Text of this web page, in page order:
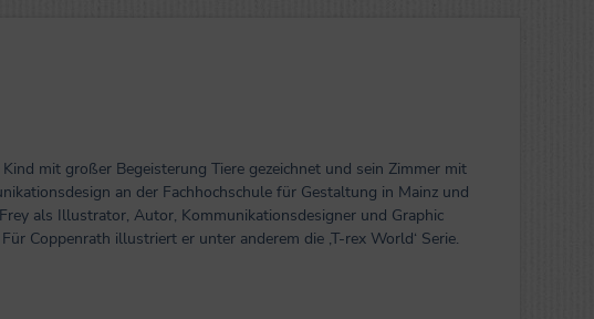
mit großer Begeisterung Tiere gezeichnet und sein Zimmer mit
an der Fachhochschule für Gestaltung in Mainz und
als Illustrator, Autor, Kommunikationsdesigner und Graphic
Coppenrath illustriert er unter anderem die ‚T-rex World‘ Serie.